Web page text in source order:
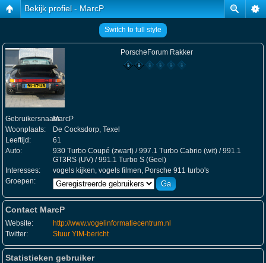
Bekijk profiel - MarcP
Switch to full style
PorscheForum Rakker
Gebruikersnaam:MarcP
Woonplaats:
De Cocksdorp, Texel
Leeftijd:
61
Auto:
930 Turbo Coupé (zwart) / 997.1 Turbo Cabrio (wit) / 991.1
GT3RS (UV) / 991.1 Turbo S (Geel)
Interesses:
vogels kijken, vogels filmen, Porsche 911 turbo's
Groepen:
Contact MarcP
Website:
http://www.vogelinformatiecentrum.nl
Twitter:
Stuur YIM-bericht
Statistieken gebruiker